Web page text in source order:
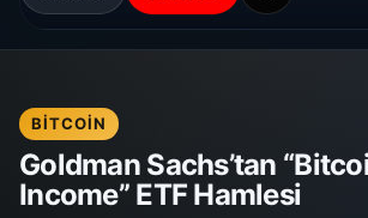
BITCOIN
Goldman Sachs’tan
Income” ETF Hamlesi